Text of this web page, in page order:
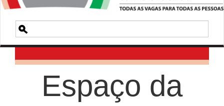
Pesquisa
Espaço da